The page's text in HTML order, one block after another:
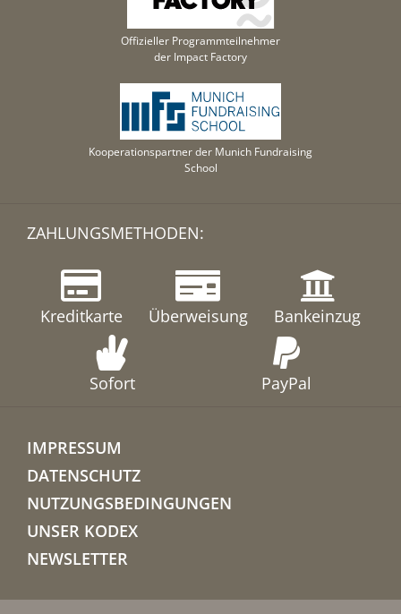
Offizieller Programmteilnehmer
der Impact Factory
Kooperationspartner der Munich Fundraising
School
ZAHLUNGSMETHODEN:
Kreditkarte Überweisung Bankeinzug
Sofort PayPal
IMPRESSUM
DATENSCHUTZ
NUTZUNGSBEDINGUNGEN
UNSER KODEX
NEWSLETTER